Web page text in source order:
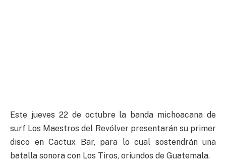
Este jueves 22 de octubre la banda michoacana de
surf Los Maestros del Revólver presentarán su primer
disco en Cactux Bar, para lo cual sostendrán una
batalla sonora con Los Tiros, oriundos de Guatemala.